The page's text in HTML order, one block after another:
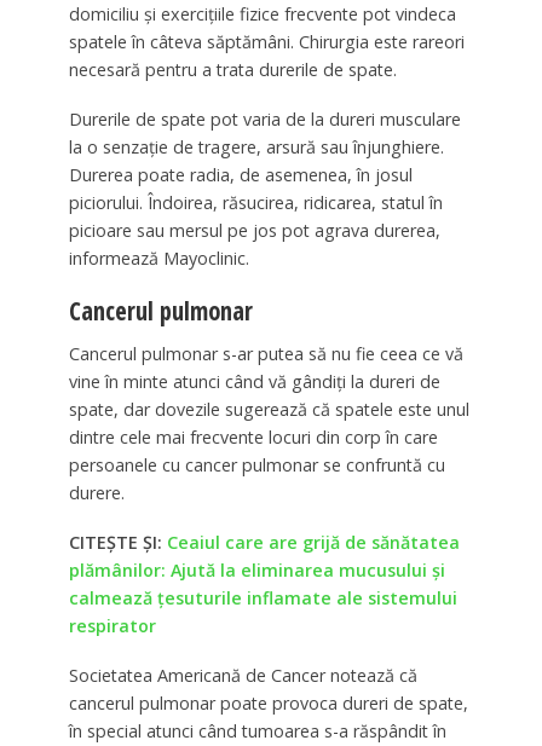
domiciliu și exercițiile fizice frecvente pot vindeca
spatele în câteva săptămâni. Chirurgia este rareori
necesară pentru a trata durerile de spate.
Durerile de spate pot varia de la dureri musculare
la o senzație de tragere, arsură sau înjunghiere.
Durerea poate radia, de asemenea, în josul
piciorului. Îndoirea, răsucirea, ridicarea, statul în
picioare sau mersul pe jos pot agrava durerea,
informează Mayoclinic.
Cancerul pulmonar
Cancerul pulmonar s-ar putea să nu fie ceea ce vă
vine în minte atunci când vă gândiți la dureri de
spate, dar dovezile sugerează că spatele este unul
dintre cele mai frecvente locuri din corp în care
persoanele cu cancer pulmonar se confruntă cu
durere.
CITEȘTE ȘI: Ceaiul care are grijă de sănătatea
plămânilor: Ajută la eliminarea mucusului și
calmează țesuturile inflamate ale sistemului
respirator
Societatea Americană de Cancer notează că
cancerul pulmonar poate provoca dureri de spate,
în special atunci când tumoarea s-a răspândit în